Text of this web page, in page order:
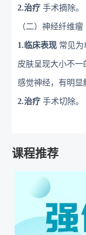
2.治疗 手术摘除。
（二）神经纤维瘤
1.临床表现 常见为
皮肤呈现大小不一
感觉神经，有明显
2.治疗 手术切除。
课程推荐